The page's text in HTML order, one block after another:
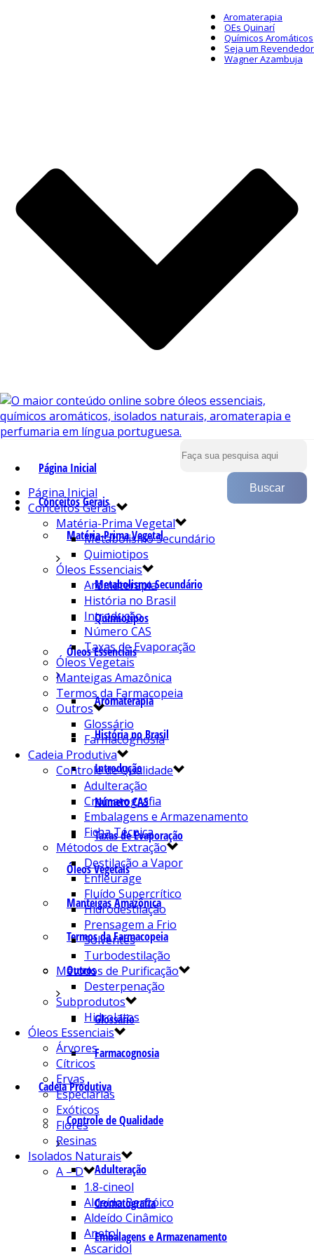
Aromaterapia
OEs Quinarí
Químicos Aromáticos
Seja um Revendedor
Wagner Azambuja
Página Inicial
Conceitos Gerais
Matéria-Prima Vegetal
Metabolismo Secundário
Quimiotipos
Óleos Essenciais
Aromaterapia
História no Brasil
Introdução
Número CAS
Taxas de Evaporação
Óleos Vegetais
Manteigas Amazônica
Termos da Farmacopeia
Outros
Glossário
Farmacognosia
Cadeia Produtiva
Controle de Qualidade
Adulteração
Cromatografia
Embalagens e Armazenamento
Página Inicial
Conceitos Gerais
Matéria-Prima Vegetal
Metabolismo Secundário
Quimiotipos
Óleos Essenciais
Aromaterapia
História no Brasil
Introdução
Número CAS
Taxas de Evaporação
Óleos Vegetais
Manteigas Amazônica
Termos da Farmacopeia
Outros
Glossário
Farmacognosia
Cadeia Produtiva
Controle de Qualidade
Adulteração
Cromatografia
Embalagens e Armazenamento
Ficha Técnica
Métodos de Extração
Destilação a Vapor
Enfleurage
Fluído Supercrítico
Hidrodestilação
Prensagem a Frio
Solventes
Turbodestilação
Métodos de Purificação
Desterpenação
Subprodutos
Hidrolatos
Óleos Essenciais
Árvores
Cítricos
Ervas
Especiarias
Exóticos
Flores
Resinas
Isolados Naturais
A – D
1.8-cineol
Aldeído Benzóico
Aldeído Cinâmico
Anetol
Ascaridol